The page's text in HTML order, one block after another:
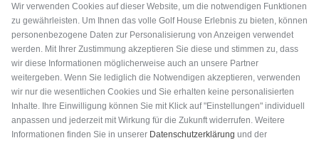
Versand
Wir verwenden Cookies auf dieser Website, um die notwendigen Funktionen
zu gewährleisten. Um Ihnen das volle Golf House Erlebnis zu bieten, können
personenbezogene Daten zur Personalisierung von Anzeigen verwendet
werden. Mit Ihrer Zustimmung akzeptieren Sie diese und stimmen zu, dass
wir diese Informationen möglicherweise auch an unsere Partner
weitergeben. Wenn Sie lediglich die Notwendigen akzeptieren, verwenden
wir nur die wesentlichen Cookies und Sie erhalten keine personalisierten
Inhalte. Ihre Einwilligung können Sie mit Klick auf "Einstellungen" individuell
anpassen und jederzeit mit Wirkung für die Zukunft widerrufen. Weitere
Informationen finden Sie in unserer Datenschutzerklärung und der